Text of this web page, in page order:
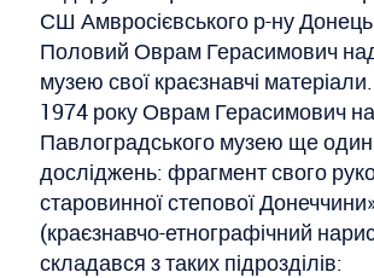
СШ Амвросієвського р-ну
Половий Оврам Герасимович
музею свої краєзнавчі
1974 року Оврам Герасимович
Павлоградського музею ще один
досліджень: фрагмент свого
старовинної степової
(краєзнавчо-етнографічний
складався з таких підрозділів: